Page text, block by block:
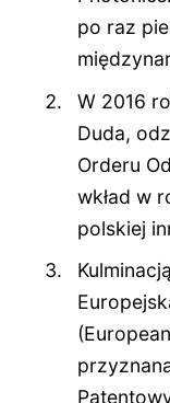
po raz
W 2016
Duda,
Orderu
wkład w
polskiej